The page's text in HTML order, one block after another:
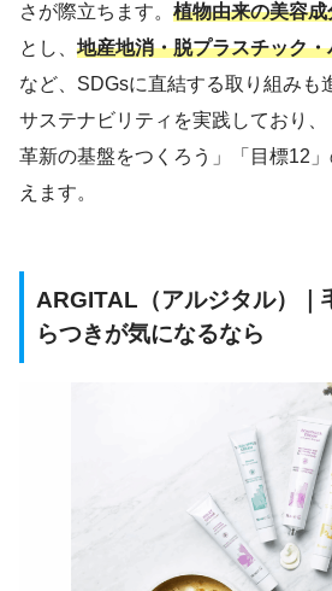
さが際立ちます。 植物由来の美容
とし、 地産地消・脱プラスチック
など、SDGsに直結する取り組みも
サステナビリティを実践しており
革新の基盤をつくろう」「目標12
えます。
ARGITAL（アルジタル）｜
らつきが気になるなら